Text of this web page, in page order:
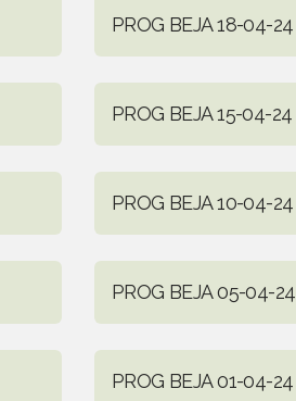
PROG BEJA 18-04-24
PROG BEJA 15-04-24
PROG BEJA 10-04-24
PROG BEJA 05-04-24
PROG BEJA 01-04-24